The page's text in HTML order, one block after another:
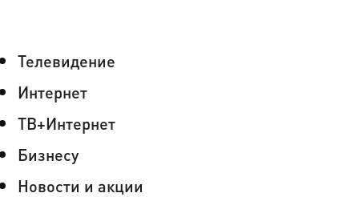
Телевидение
Интернет
ТВ+Интернет
Бизнесу
Новости и акции